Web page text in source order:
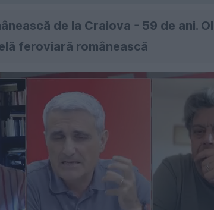
de la Craiova - 59 de ani.
feroviară românească